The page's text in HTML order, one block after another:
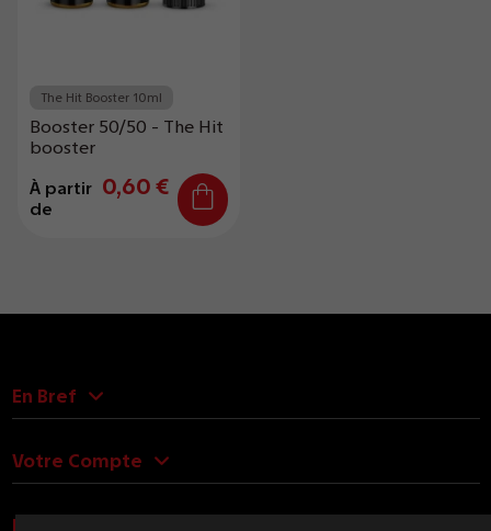
The Hit Booster 10ml
Booster 50/50 - The Hit
booster
À partir
de
0,60 €
En Bref
Votre Compte
Nous Contacter